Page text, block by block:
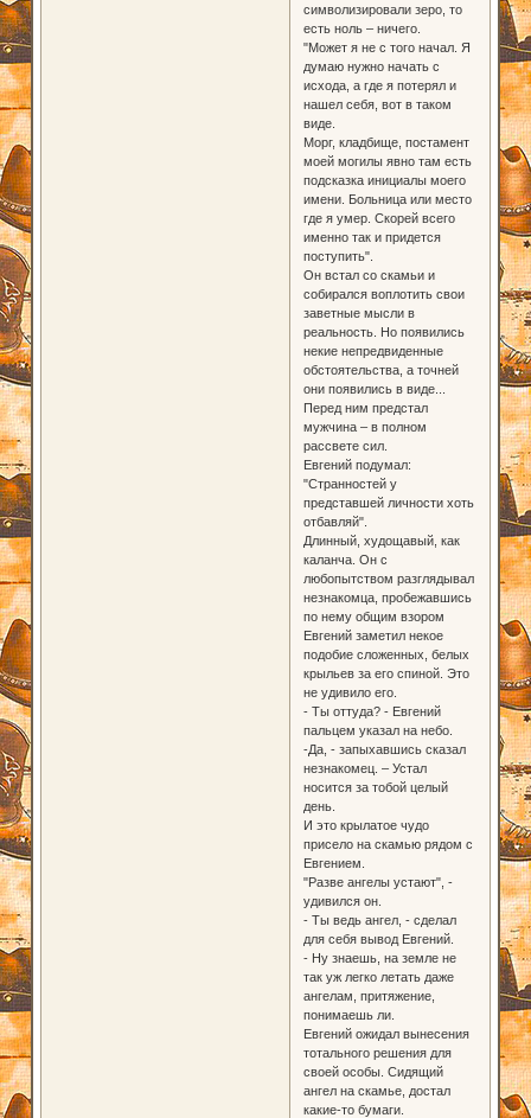
символизировали зеро, то
есть ноль – ничего.
"Может я не с того начал. Я
думаю нужно начать с
исхода, а где я потерял и
нашел себя, вот в таком
виде.
Морг, кладбище, постамент
моей могилы явно там есть
подсказка инициалы моего
имени. Больница или место
где я умер. Скорей всего
именно так и придется
поступить".
Он встал со скамьи и
собирался воплотить свои
заветные мысли в
реальность. Но появились
некие непредвиденные
обстоятельства, а точней
они появились в виде...
Перед ним предстал
мужчина – в полном
рассвете сил.
Евгений подумал:
"Странностей у
представшей личности хоть
отбавляй".
Длинный, худощавый, как
каланча. Он с
любопытством разглядывал
незнакомца, пробежавшись
по нему общим взором
Евгений заметил некое
подобие сложенных, белых
крыльев за его спиной. Это
не удивило его.
- Ты оттуда? - Евгений
пальцем указал на небо.
-Да, - запыхавшись сказал
незнакомец. – Устал
носится за тобой целый
день.
И это крылатое чудо
присело на скамью рядом с
Евгением.
"Разве ангелы устают", -
удивился он.
- Ты ведь ангел, - сделал
для себя вывод Евгений.
- Ну знаешь, на земле не
так уж легко летать даже
ангелам, притяжение,
понимаешь ли.
Евгений ожидал вынесения
тотального решения для
своей особы. Сидящий
ангел на скамье, достал
какие-то бумаги.